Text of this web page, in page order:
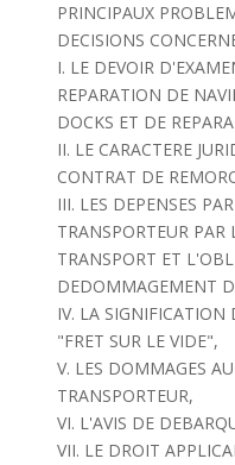
PRINCIPAUX
DECISIONS
I. LE DEVOIR
REPARATION DE
DOCKS ET DE
II. LE CARACTERE
CONTRAT DE
III. LES DEPENSES
TRANSPORTEUR
TRANSPORT ET
DEDOMMAGEMENT
IV. LA SIGNIFICATION
"FRET SUR LE VIDE",
V. LES DOMMAGES
TRANSPORTEUR,
VI. L'AVIS DE
VII. LE DROIT